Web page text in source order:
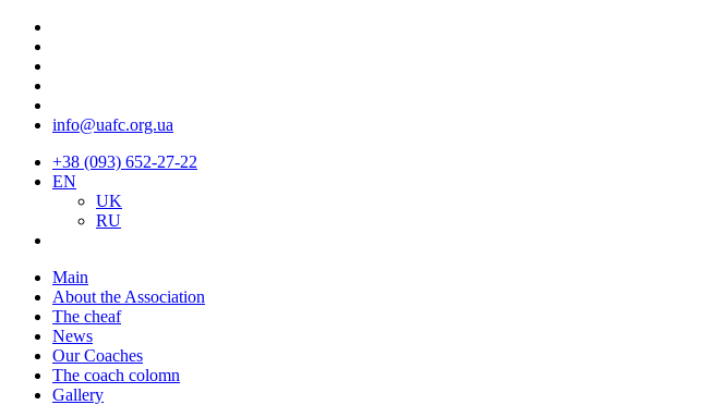
info@uafc.org.ua
+38 (093) 652-27-22
EN
UK
RU
Main
About the Association
The cheaf
News
Our Coaches
The coach colomn
Gallery